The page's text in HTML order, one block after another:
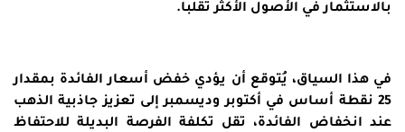
بالاستثمار في الأصول الأكثر تقلباً.
في هذا السياق، يُتوقع أن يؤدي خفض أسعار الفائدة بمقدار
25 نقطة أساس في أكتوبر وديسمبر إلى تعزيز جاذبية الذهب
عند انخفاض الفائدة، تقل تكلفة الفرصة البديلة للاحتفاظ